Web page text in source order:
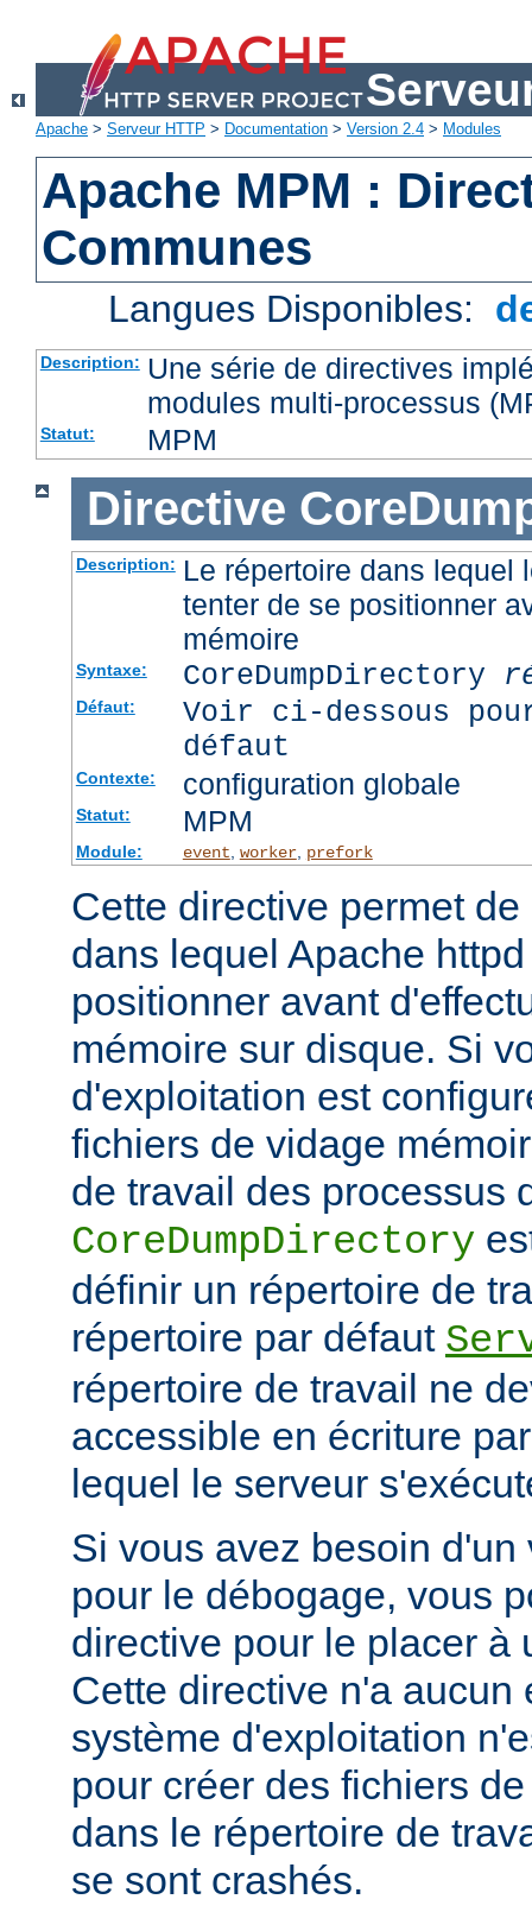
Apache > Serveur HTTP > Documentation > Version 2.4 > Modules
Apache MPM :
Communes
Langues Disponibles:
Description: Une série de directives
modules multi-processus
Statut: MPM
Directive
Description: Le répertoire dans lequel
tenter de se positionner
mémoire
Syntaxe: CoreDumpDirectory
Défaut:
Voir ci-dessous
défaut
Contexte: configuration globale
Statut: MPM
Module: event worker, prefork
Cette directive permet
dans lequel Apache
positionner avant
mémoire sur disque. Si
d'exploitation est
fichiers de vidage
de travail des processus
CoreDumpDirectory
définir un répertoire de
répertoire par défaut
répertoire de travail ne
accessible en écriture
lequel le serveur
Si vous avez besoin
pour le débogage, vous
directive pour le placer à
Cette directive n'a aucun
système d'exploitation
pour créer des fichiers
dans le répertoire de
se sont crashés.